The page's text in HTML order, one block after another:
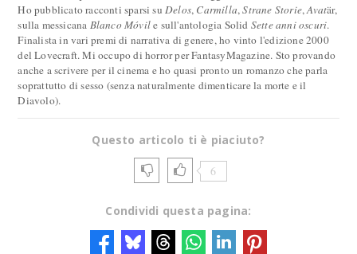
Ho pubblicato racconti sparsi suDelos, Carmilla,Strane Storie,Avatär,
sulla messicana Blanco Móvile sull'antologia Solid Sette anni oscuri.
Finalista in vari premi di narrativa di genere, ho vinto l'edizione 2000
del Lovecraft. Mi occupo di horror per FantasyMagazine. Sto provando
anche a scrivere per il cinema e ho quasi pronto un romanzo che parla
soprattutto di sesso (senza naturalmente dimenticare la morte e il
Diavolo).
Questo articolo ti è piaciuto?
6
Condividi questa pagina: